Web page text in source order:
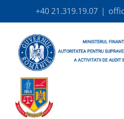
to
+40 21.319.19.07 |